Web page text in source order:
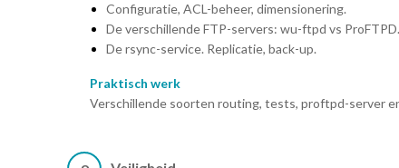
Configuratie, ACL-beheer, dimensionering.
De verschillende FTP-servers: wu-ftpd vs ProFTPD.
De rsync-service. Replicatie, back-up.
Praktisch werk
Verschillende soorten routing, tests, proftpd-server